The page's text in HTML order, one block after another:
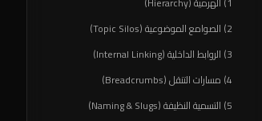
2) الصوامع الموضوعية (Topic Silos)
3) الروابط الداخلية (Internal Linking)
4) مسارات التنقل (Breadcrumbs)
5) التسمية النظيفة (Naming & Slugs)